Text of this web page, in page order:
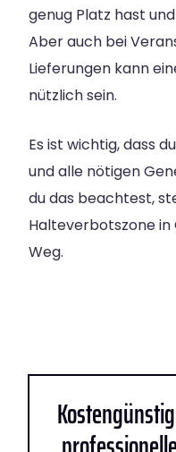
genug Platz hast
Aber auch bei
Lieferungen kann
nützlich sein.
Es ist wichtig, dass
und alle nötigen
du das beachtest,
Halteverbotszone
Weg.